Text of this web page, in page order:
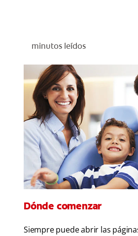
minutos leídos
Dónde comenzar
Siempre puede abrir las